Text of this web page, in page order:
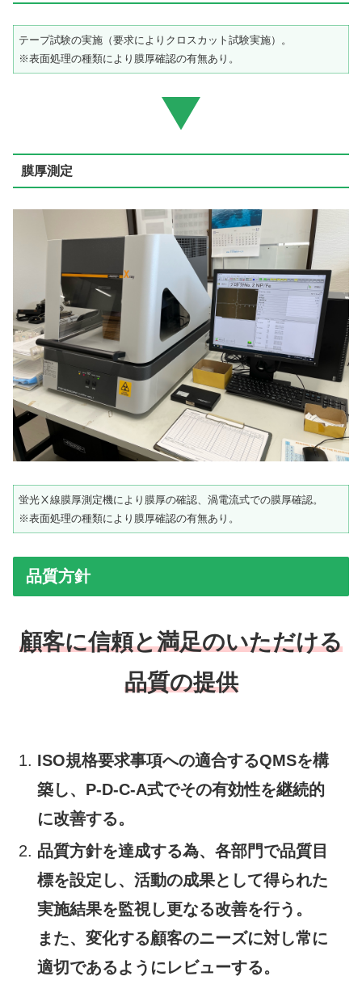
テープ試験の実施（要求によりクロスカット試験実施）。
※表面処理の種類により膜厚確認の有無あり。
膜厚測定
蛍光Ⅹ線膜厚測定機により膜厚の確認、渦電流式での膜厚確認。
※表面処理の種類により膜厚確認の有無あり。
品質方針
顧客に信頼と満足のいただける
品質の提供
ISO規格要求事項への適合するQMSを構
築し、P-D-C-A式でその有効性を継続的
に改善する。
品質方針を達成する為、各部門で品質目
標を設定し、活動の成果として得られた
実施結果を監視し更なる改善を行う。
また、変化する顧客のニーズに対し常に
適切であるようにレビューする。